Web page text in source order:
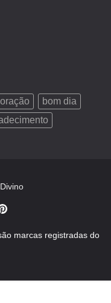
oração
bom dia
marcas registradas do